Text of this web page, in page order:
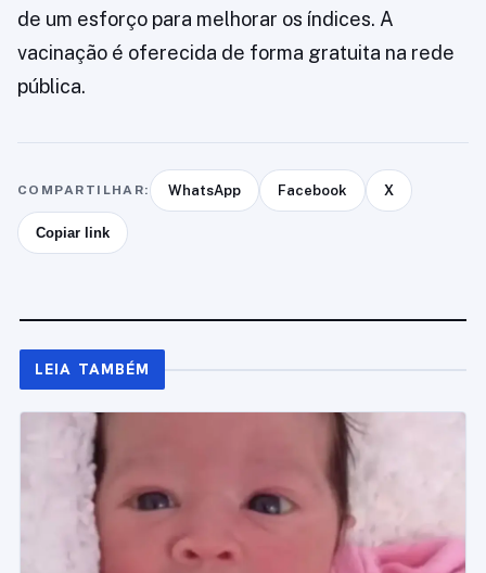
de um esforço para melhorar os índices. A
vacinação é oferecida de forma gratuita na rede
pública.
COMPARTILHAR: WhatsApp Facebook X
Copiar link
LEIA TAMBÉM